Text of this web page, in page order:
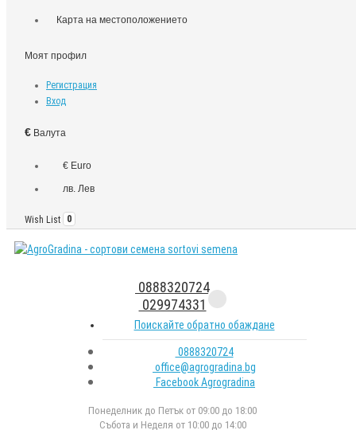
Карта на местоположението
Моят профил
Регистрация
Вход
€ Валута
€ Euro
лв. Лев
Wish List 0
0888320724
029974331
Поискайте обратно обаждане
0888320724
office@agrogradina.bg
Facebook Agrogradina
Понеделник до Петък от 09:00 до 18:00
Събота и Неделя от 10:00 до 14:00